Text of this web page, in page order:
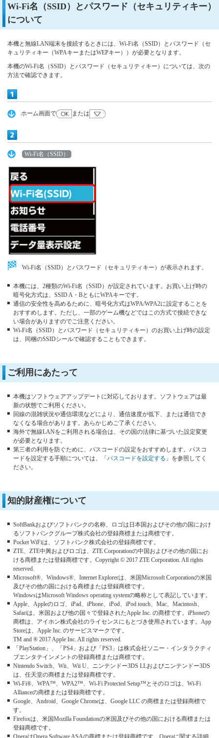
Wi-Fi名（SSID）とパスワード（セキュリティキー）
について
本機と無線LAN端末を接続するときには、Wi-Fi名（SSID）とパスワード（セ
キュリティキー（WPAキーまたはWEPキー））が必要となります。
本機のWi-Fi名（SSID）とパスワード（セキュリティキー）については、次の
方法で確認できます。
ホーム画面で または
Wi-Fi名（SSID）
Wi-Fi名（SSID）とパスワード（セキュリティキー）が表示されます。
本機には、2種類のWi-Fi名（SSID）が設定されています。お買い上げ時の
暗号化方式は、SSID A・BともにWPAキーです。
通信の安全性を高めるために、暗号化方式はWPA/WPA2に設定することを
おすすめします。ただし、一部のゲーム機などではこの方式で接続できな
い場合がありますのでご注意ください。
Wi-Fi名（SSID）とパスワード（セキュリティキー）のお買い上げ時の設定
は、同梱のSSIDシールで確認することもできます。
ご利用にあたって
本機はソフトウェアアップデートに対応しております。ソフトウェアは最
新の状態でご利用ください。
回線の混雑状況や通信環境などにより、通信速度が低下、または通信でき
なくなる場合があります。あらかじめご了承ください。
海外で無線LANをご利用される場合は、その国の法律に基づいた設定変更
が必要となります。
第三者の利用を防ぐために、パスコードの設定をおすすめします。パスコ
ードを設定する手順については、「 パスコードを設定する 」を参照してく
ださい。
知的財産権について
SoftBankおよびソフトバンクの名称、ロゴは日本国およびその他の国におけ
るソフトバンクグループ株式会社の登録商標または商標です。
Pocket WiFiは、ソフトバンク株式会社の登録商標です。
ZTE、ZTE中興およびロゴは、ZTE Corporationの中国およびその他の国にお
ける商標または登録商標です。Copyright © 2017 ZTE Corporation. All rights
reserved.
Microsoft®、Windows®、Internet Explorerは、米国Microsoft Corporationの米国
及びその他の国における商標または登録商標です。
WindowsはMicrosoft Windows operating systemの略称として表記しています。
Apple、Appleのロゴ、iPad、iPhone、iPod、iPod touch、Mac、Macintosh、
Safariは、米国および他の国々で登録されたApple Inc. の商標です。iPhoneの
商標は、アイホン株式会社のライセンスにもとづき使用されています。App
Storeは、Apple Inc. のサービスマークです。
TM and ® 2017 Apple Inc. All rights reserved.
「PlayStation」、「PS4」および「PS3」は株式会社ソニー・インタラクティ
ブエンタテインメントの登録商標または商標です。
Nintendo Switch、Wii、Wii U、ニンテンドー3DS LLおよびニンテンドー3DS
は、任天堂の商標または登録商標です。
Wi-Fi®、WPA™、WPA2™、Wi-Fi Protected Setup™とそのロゴは、Wi-Fi
Allianceの商標または登録商標です。
Google、Android、Google Chromeは、Google LLC の商標または登録商標で
す。
Firefoxは、米国Mozilla Foundationの米国及びその他の国における商標または
登録商標です。